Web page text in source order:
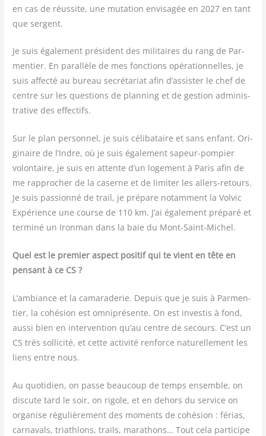
en cas de réus­site, une muta­tion envi­sa­gée en 2027 en tant
que sergent.
Je suis éga­le­ment pré­sident des mili­taires du rang de Par­
men­tier. En paral­lèle de mes fonc­tions opé­ra­tion­nelles, je
suis affec­té au bureau secré­ta­riat afin d’assister le chef de
centre sur les ques­tions de plan­ning et de ges­tion admi­nis­
tra­tive des effectifs.
Sur le plan per­son­nel, je suis céli­ba­taire et sans enfant. Ori­
gi­naire de l’Indre, où je suis éga­le­ment sapeur-pom­pier
volon­taire, je suis en attente d’un loge­ment à Paris afin de
me rap­pro­cher de la caserne et de limi­ter les allers-retours.
Je suis pas­sion­né de trail, je pré­pare notam­ment la Vol­vic
Expé­rience une course de 110 km. J’ai éga­le­ment pré­pa­ré et
ter­mi­né un Iron­man dans la baie du Mont-Saint-Michel.
Quel est le pre­mier aspect posi­tif qui te vient en tête en
pen­sant à ce CS ?
L’ambiance et la cama­ra­de­rie. Depuis que je suis à Par­men­
tier, la cohé­sion est omni­pré­sente. On est inves­tis à fond,
aus­si bien en inter­ven­tion qu’au centre de secours. C’est un
CS très sol­li­ci­té, et cette acti­vi­té ren­force natu­rel­le­ment les
liens entre nous.
Au quo­ti­dien, on passe beau­coup de temps ensemble, on
dis­cute tard le soir, on rigole, et en dehors du ser­vice on
orga­nise régu­liè­re­ment des moments de cohé­sion : férias,
car­na­vals, tri­ath­lons, trails, mara­thons… Tout cela par­ti­cipe